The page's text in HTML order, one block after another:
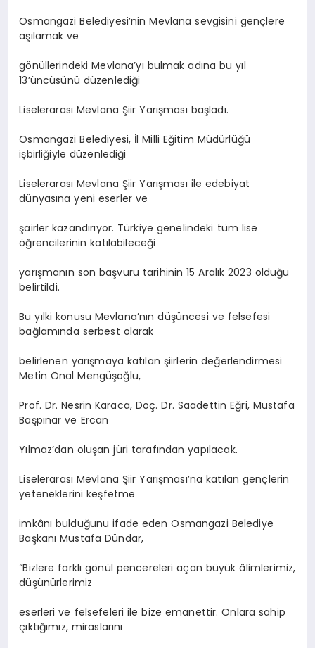
Osmangazi Belediyesi’nin Mevlana sevgisini gençlere
aşılamak ve
gönüllerindeki Mevlana’yı bulmak adına bu yıl
13’üncüsünü düzenlediği
Liselerarası Mevlana Şiir Yarışması başladı.
Osmangazi Belediyesi, İl Milli Eğitim Müdürlüğü
işbirliğiyle düzenlediği
Liselerarası Mevlana Şiir Yarışması ile edebiyat
dünyasına yeni eserler ve
şairler kazandırıyor. Türkiye genelindeki tüm lise
öğrencilerinin katılabileceği
yarışmanın son başvuru tarihinin 15 Aralık 2023 olduğu
belirtildi.
Bu yılki konusu Mevlana’nın düşüncesi ve felsefesi
bağlamında serbest olarak
belirlenen yarışmaya katılan şiirlerin değerlendirmesi
Metin Önal Mengüşoğlu,
Prof. Dr. Nesrin Karaca, Doç. Dr. Saadettin Eğri, Mustafa
Başpınar ve Ercan
Yılmaz’dan oluşan jüri tarafından yapılacak.
Liselerarası Mevlana Şiir Yarışması’na katılan gençlerin
yeteneklerini keşfetme
imkânı bulduğunu ifade eden Osmangazi Belediye
Başkanı Mustafa Dündar,
“Bizlere farklı gönül pencereleri açan büyük âlimlerimiz,
düşünürlerimiz
eserleri ve felsefeleri ile bize emanettir. Onlara sahip
çıktığımız, miraslarını